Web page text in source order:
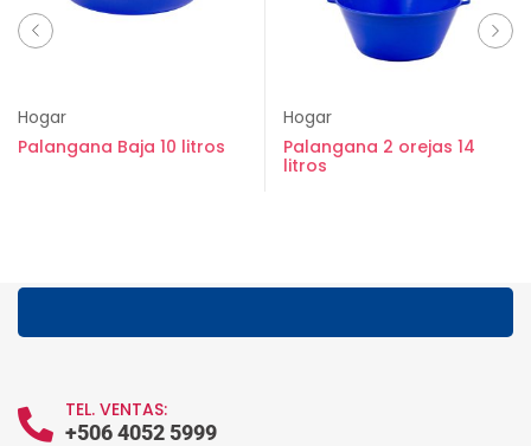
Hogar
Palangana Baja 10 litros
Hogar
Palangana 2 orejas 14
litros
TEL. VENTAS:
+506 4052 5999